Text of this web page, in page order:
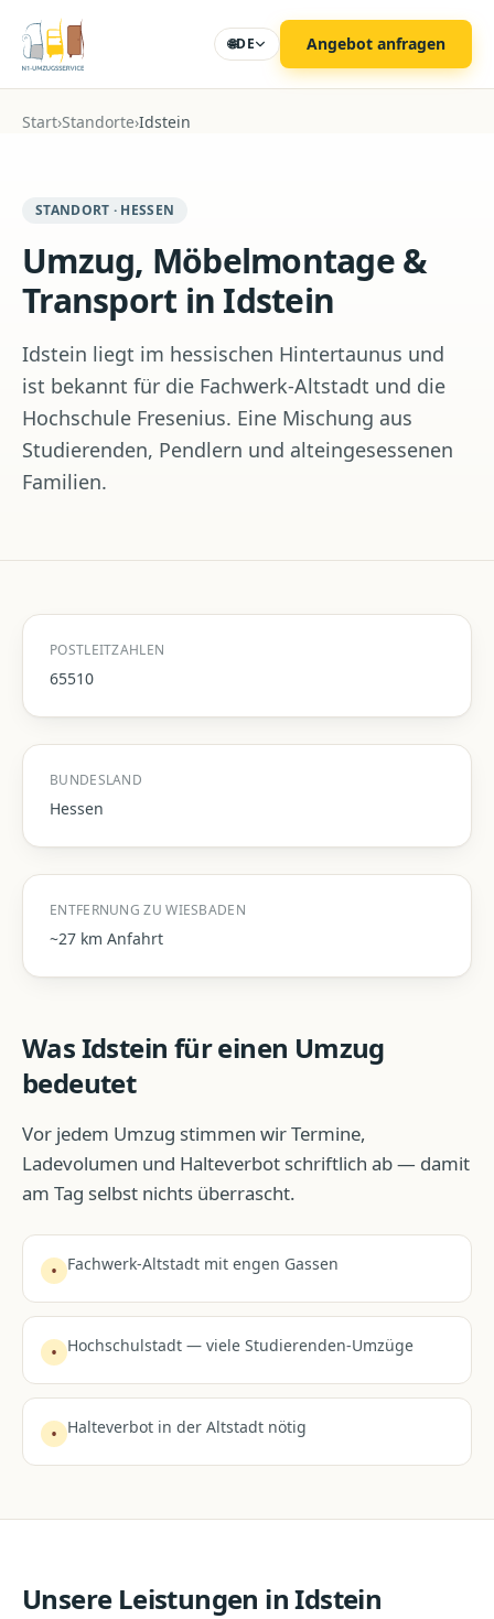
Zum Hauptinhalt
🌐DE Angebot anfragen
Start›Standorte›Idstein
STANDORT · HESSEN
Umzug, Möbelmontage &
Transport in Idstein
Idstein liegt im hessischen Hintertaunus und
ist bekannt für die Fachwerk-Altstadt und die
Hochschule Fresenius. Eine Mischung aus
Studierenden, Pendlern und alteingesessenen
Familien.
POSTLEITZAHLEN
65510
BUNDESLAND
Hessen
ENTFERNUNG ZU WIESBADEN
~27 km Anfahrt
WasIdstein für einen Umzug
bedeutet
Vor jedem Umzug stimmen wir Termine,
Ladevolumen und Halteverbot schriftlich ab — damit
am Tag selbst nichts überrascht.
• Fachwerk-Altstadt mit engen Gassen
• Hochschulstadt — viele Studierenden-Umzüge
• Halteverbot in der Altstadt nötig
Unsere Leistungen inIdstein